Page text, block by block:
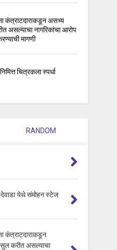
कंत्राटदाराकडून असभ्य
असल्याचा नागरिकांचा आरोप
मागणी
चित्रकला स्पर्धा
RANDOM
येथे संमोहन स्टेज
कंत्राटदाराकडून
करीत असल्याचा